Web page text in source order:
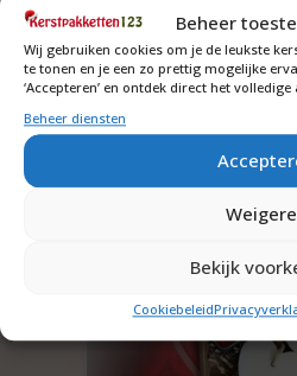
Beheer
Wij gebruiken cookies om je de leukste
te tonen en je een zo prettig mogelijke
‘Accepteren’ en ontdek direct het
Beheer diensten
Bekijk
Cookiebeleid
verzendkosten naar 1 adres
(begane grond)